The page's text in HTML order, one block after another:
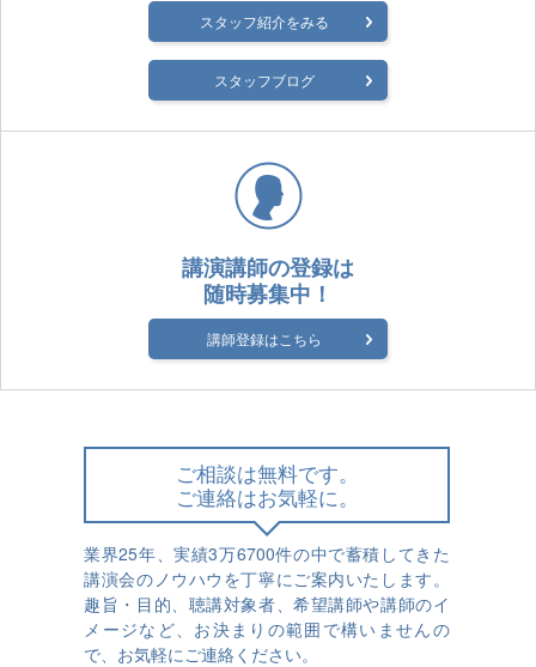
スタッフ紹介をみる
スタッフブログ
講演講師の登録は
随時募集中！
講師登録はこちら
ご相談は無料です。
ご連絡はお気軽に。
業界25年、実績3万6700件の中で蓄積してきた
講演会のノウハウを丁寧にご案内いたします。
趣旨・目的、聴講対象者、希望講師や講師のイ
メージなど、お決まりの範囲で構いませんの
で、お気軽にご連絡ください。